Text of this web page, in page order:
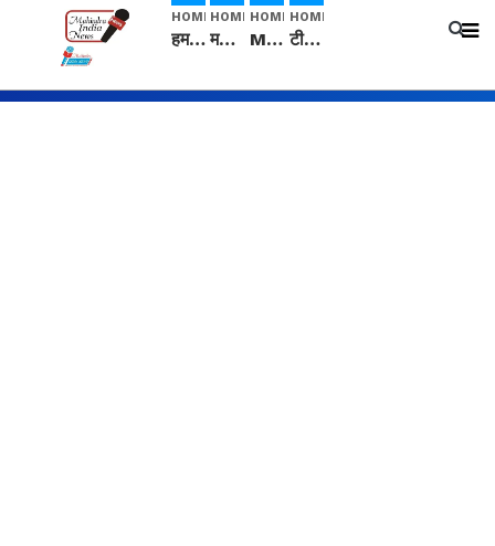
HOME
हम सनातनी..." सांसद kangana Ranaut से क्या बोली लड़की? Viral Jantar-Mantar | CJP protest
HOME
मनीषा हत्याकांड: हत्या, आत्महत्या या कोई बड़ा राज? | Full Story | Josh Haryana
HOME
Mangalsutra: हिंदू धर्म में शादी के बाद मंगलसूत्र क्यों पहनती है महिलाएं, किसने शुरु की ये परंपरा
HOME
टीम बीकेई ने एग्रीकल्चर ग्रेड की यूरिया खाद गट्टों में बदलकर टेक्निकल ग्रेड में बेचने वालों पर करवाई कार्रवाई: लखविंदर सिंह औलख